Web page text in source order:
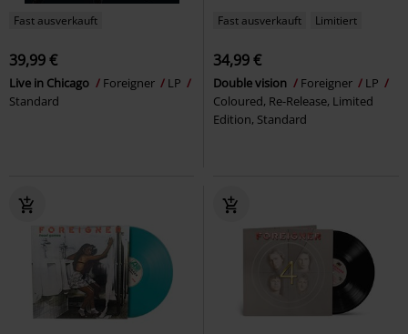
Fast ausverkauft
39,99 €
Live in Chicago Foreigner
LP
Standard
Fast ausverkauft Limitiert
34,99 €
Double vision Foreigner
LP
Coloured, Re-Release, Limited
Edition, Standard